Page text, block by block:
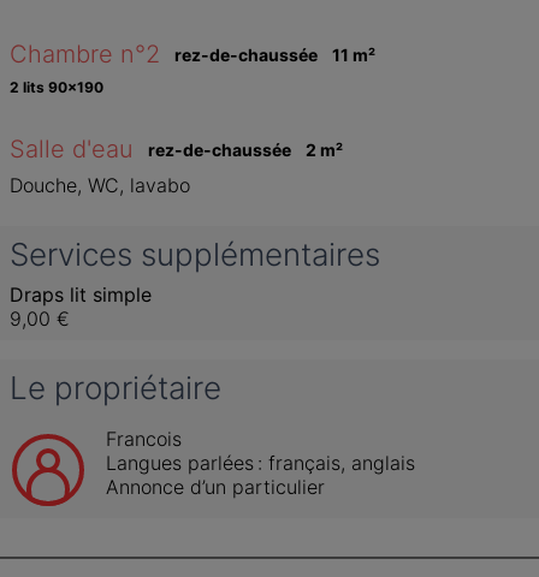
Chambre n°2 rez-de-chaussée 11 m²
2 lits 90x190
Salle d'eau rez-de-chaussée 2 m²
Douche, WC, lavabo
Services supplémentaires
Draps lit simple
9,00 €
Le propriétaire
Francois
Langues parlées : français, anglais
Annonce d’un particulier